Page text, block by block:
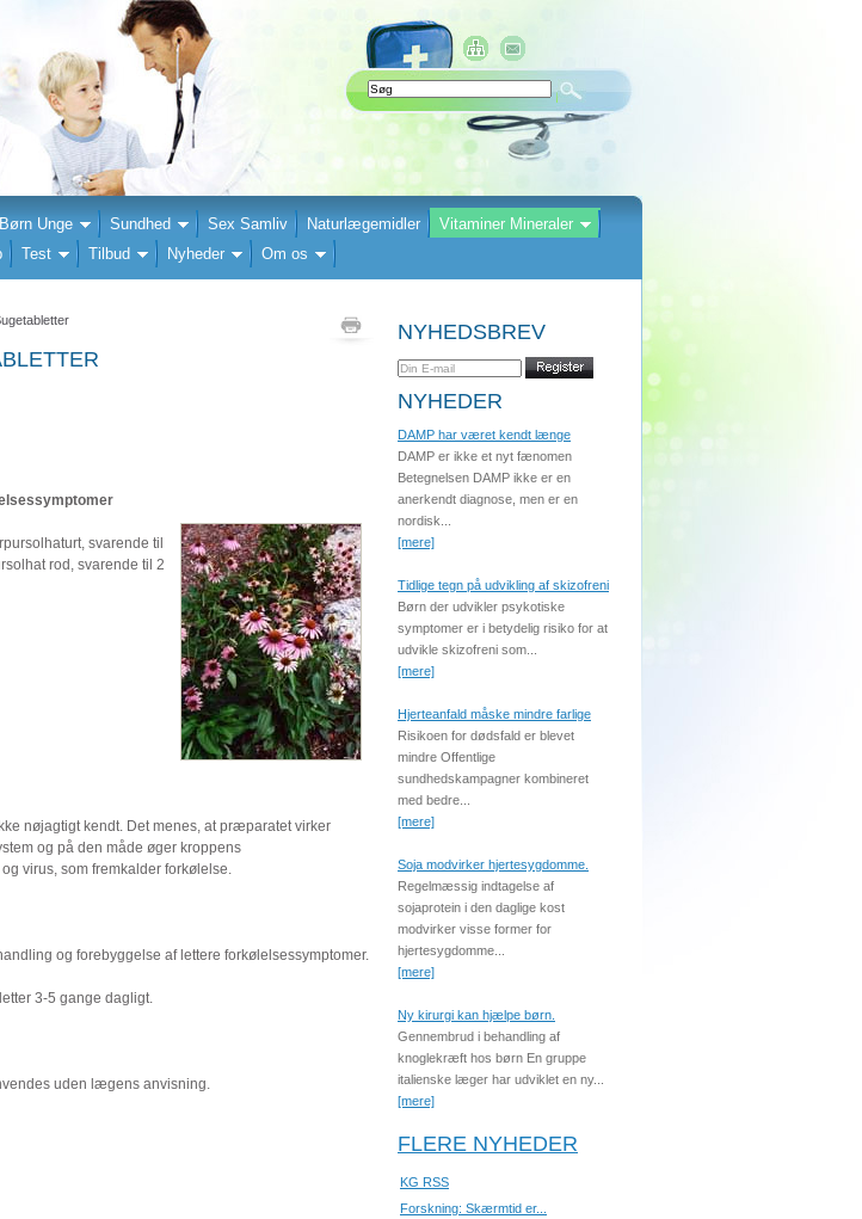
Børn Unge Sundhed Sex Samliv Naturlægemidler
Vitaminer Mineraler
Test Tilbud Nyheder Om os
svarende til
rod, svarende til 2
nøjagtigt kendt. Det menes, at præparatet virker
og på den måde øger kroppens
virus, som fremkalder forkølelse.
og forebyggelse af lettere forkølelsessymptomer.
3-5 gange dagligt.
uden lægens anvisning.
NYHEDSBREV
NYHEDER
DAMP har været kendt længe
DAMP er ikke et nyt fænomen
Betegnelsen DAMP ikke er en
anerkendt diagnose, men er en
nordisk...
[mere]
Tidlige tegn på udvikling af skizofreni
Børn der udvikler psykotiske
symptomer er i betydelig risiko for at
udvikle skizofreni som...
[mere]
Hjerteanfald måske mindre farlige
Risikoen for dødsfald er blevet
mindre Offentlige
sundhedskampagner kombineret
med bedre...
[mere]
Soja modvirker hjertesygdomme.
Regelmæssig indtagelse af
sojaprotein i den daglige kost
modvirker visse former for
hjertesygdomme...
[mere]
Ny kirurgi kan hjælpe børn.
Gennembrud i behandling af
knoglekræft hos børn En gruppe
italienske læger har udviklet en ny...
[mere]
FLERE NYHEDER
KG RSS
Forskning: Skærmtid er...